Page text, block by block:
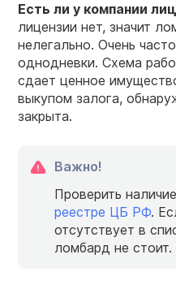
Есть ли у компании
лицензии нет, значит
нелегально. Очень
однодневки. Схема
сдает ценное
выкупом залога,
закрыта.
Важно!
Проверить
реестре ЦБ РФ.
отсутствует в
ломбард не стоит.